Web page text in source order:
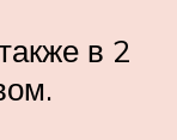
в 2